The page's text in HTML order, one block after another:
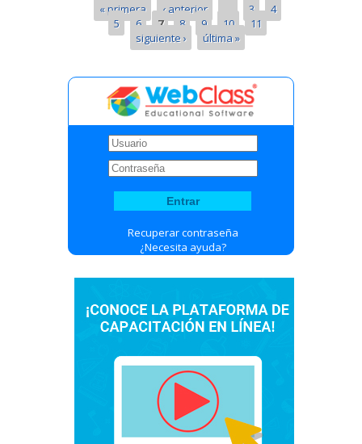
« primera ‹ anterior 3
4
5
6 7 8 9 10
11
siguiente ›
última »
Recuperar contraseña
¿Necesita ayuda?